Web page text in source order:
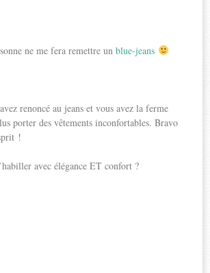
ne me fera remettre unblue-jeans
renoncé au jeans et vous avez la ferme
porter des vêtements inconfortables. Bravo
!
avec élégance ET confort ?